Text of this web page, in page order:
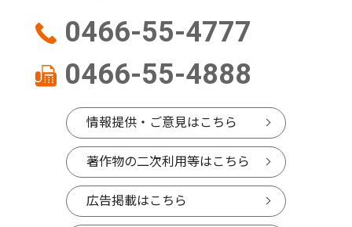
0466-55-4777
0466-55-4888
情報提供・ご意見はこちら
著作物の二次利用等はこちら
広告掲載はこちら